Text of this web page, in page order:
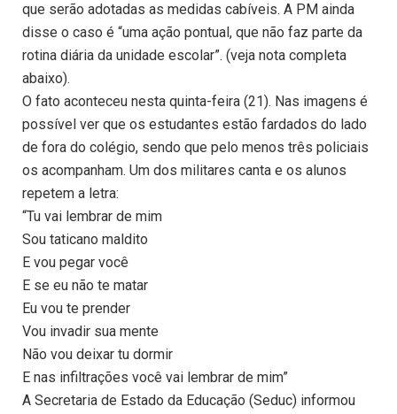
que serão adotadas as medidas cabíveis. A PM ainda
disse o caso é “uma ação pontual, que não faz parte da
rotina diária da unidade escolar”. (veja nota completa
abaixo).
O fato aconteceu nesta quinta-feira (21). Nas imagens é
possível ver que os estudantes estão fardados do lado
de fora do colégio, sendo que pelo menos três policiais
os acompanham. Um dos militares canta e os alunos
repetem a letra:
“Tu vai lembrar de mim
Sou taticano maldito
E vou pegar você
E se eu não te matar
Eu vou te prender
Vou invadir sua mente
Não vou deixar tu dormir
E nas infiltrações você vai lembrar de mim”
A Secretaria de Estado da Educação (Seduc) informou